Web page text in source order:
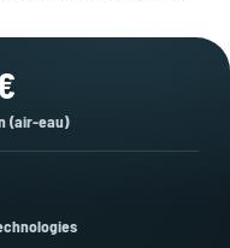
(air-eau)